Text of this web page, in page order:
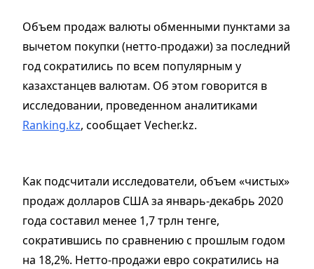
Объем продаж валюты обменными пунктами за
вычетом покупки (нетто-продажи) за последний
год сократились по всем популярным у
казахстанцев валютам. Об этом говорится в
исследовании, проведенном аналитиками
Ranking.kz, сообщает Vecher.kz.
Как подсчитали исследователи, объем «чистых»
продаж долларов США за январь-декабрь 2020
года составил менее 1,7 трлн тенге,
сократившись по сравнению с прошлым годом
на 18,2%. Нетто-продажи евро сократились на